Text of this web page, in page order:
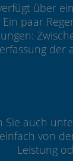
verfügt über
Ein paar
der
Sie auch
von
Leistung